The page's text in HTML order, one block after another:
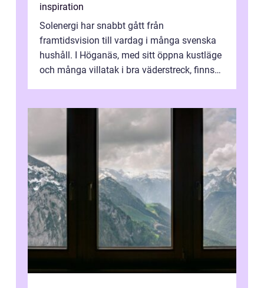
inspiration
Solenergi har snabbt gått från
framtidsvision till vardag i många svenska
hushåll. I Höganäs, med sitt öppna kustläge
och många villatak i bra väderstreck, finns